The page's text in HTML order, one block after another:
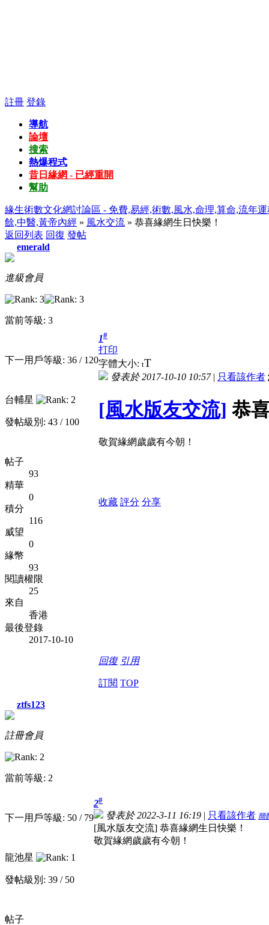
註冊 登錄
導航
論壇
搜索
熱爆程式
昔日緣網 - 已經重開
幫助
緣生術數文化網討論區 - 免費,易經,術數,風水,命理,算命,流年
餘,中醫,黃帝內經 » 風水交流 » 恭喜緣網生日快樂！
返回列表 回復 發帖
emerald
進級會員
當前等級: 3
下一用戶等級: 36 / 120
台輔星
發帖級別: 43 / 100
帖子
93
精華
0
積分
116
威望
0
緣幣
93
閱讀權限
25
來自
香港
最後登錄
2017-10-10
1#
打印
字體大小: tT
發表於 2017-10-10 10:57| 只看該作者
[風水版友交流] 恭
敬賀緣網歲歲有今朝！
收藏 評分 分享
回復 引用
訂閱 TOP
ztfs123
註冊會員
當前等級: 2
下一用戶等級: 50 / 79
龍池星
發帖級別: 39 / 50
帖子
2#
發表於 2022-3-11 16:19 | 只看該作者 簡
[風水版友交流] 恭喜緣網生日快樂！
敬賀緣網歲歲有今朝！